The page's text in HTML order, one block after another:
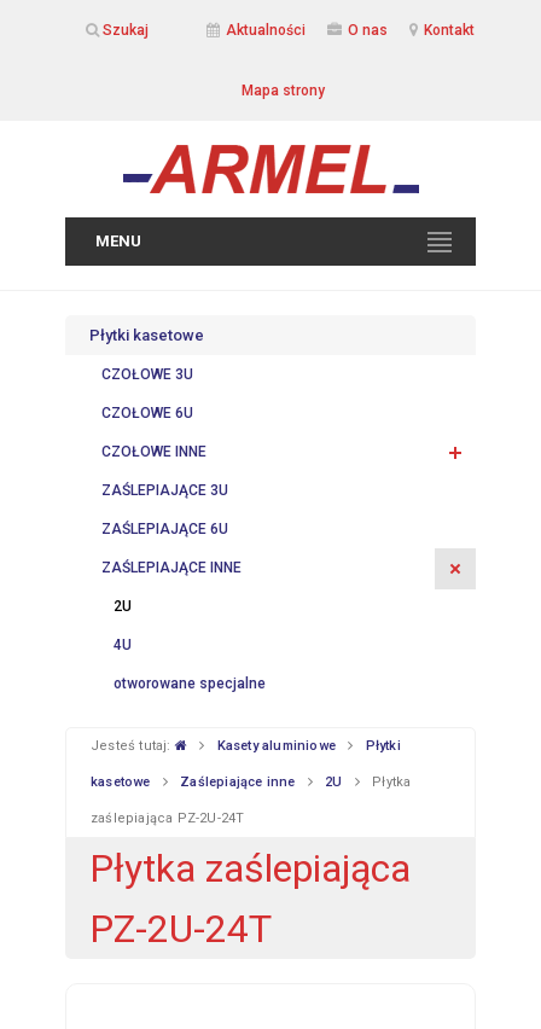
Szukaj Aktualności O nas Kontakt
Mapa strony
MENU
Płytki kasetowe
CZOŁOWE 3U
CZOŁOWE 6U
CZOŁOWE INNE
ZAŚLEPIAJĄCE 3U
ZAŚLEPIAJĄCE 6U
ZAŚLEPIAJĄCE INNE
2U
4U
otworowane specjalne
Jesteś tutaj: Kasety aluminiowe Płytki
kasetowe Zaślepiające inne 2U Płytka
zaślepiająca PZ-2U-24T
Płytka zaślepiająca
PZ-2U-24T